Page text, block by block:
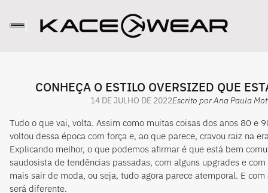
CONHEÇA O ESTILO OVERSIZED QUE
14 DE JULHO DE 2022Escrito por Ana Paula
Tudo o que vai, volta. Assim como muitas coisas dos anos 80 e
voltou dessa época com força e, ao que parece, cravou raiz na
Explicando melhor, o que podemos afirmar é que está bem
saudosista de tendências passadas, com alguns upgrades e
mais sair de moda, ou seja, tudo agora parece atemporal. E
será diferente.